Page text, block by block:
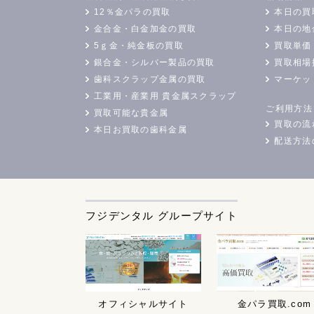
12％金パラの買取
金合金・白金加金の買取
5ｇ金・純金板の買取
銀合金・シルバー製品の買取
歯科スクラップ金属の買取
工業用・産業用 貴金属スクラップ
買取可能な貴金属
本日お買取の歯科金属
本日の買
本日の地
買取単価
買取相場
マーケッ
ご利用方法
買取の流
配送方法
フジデンタル グループサイト
オフィシャルサイト 金パラ買取.com